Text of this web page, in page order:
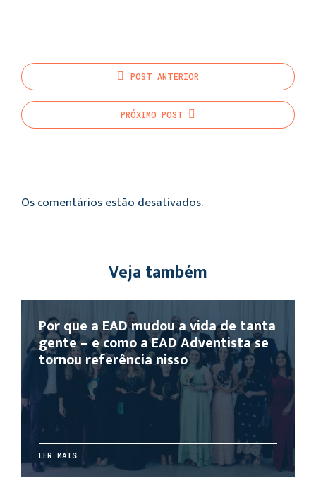
POST ANTERIOR
PRÓXIMO POST
Os comentários estão desativados.
Veja também
Por que a EAD mudou a vida de tanta
gente – e como a EAD Adventista se
tornou referência nisso
LER MAIS